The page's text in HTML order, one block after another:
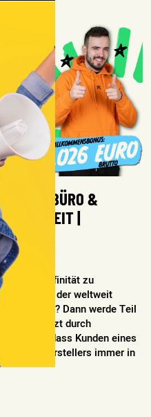
(BÜRO &
& TEILZEIT |
Zukunft!
eine Affinität zu
für eine der weltweit
arbeiten? Dann werde Teil
Unterstützt durch
du dafür, dass Kunden eines
immer in